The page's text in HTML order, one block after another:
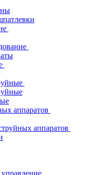
аппаратов
аппаратов